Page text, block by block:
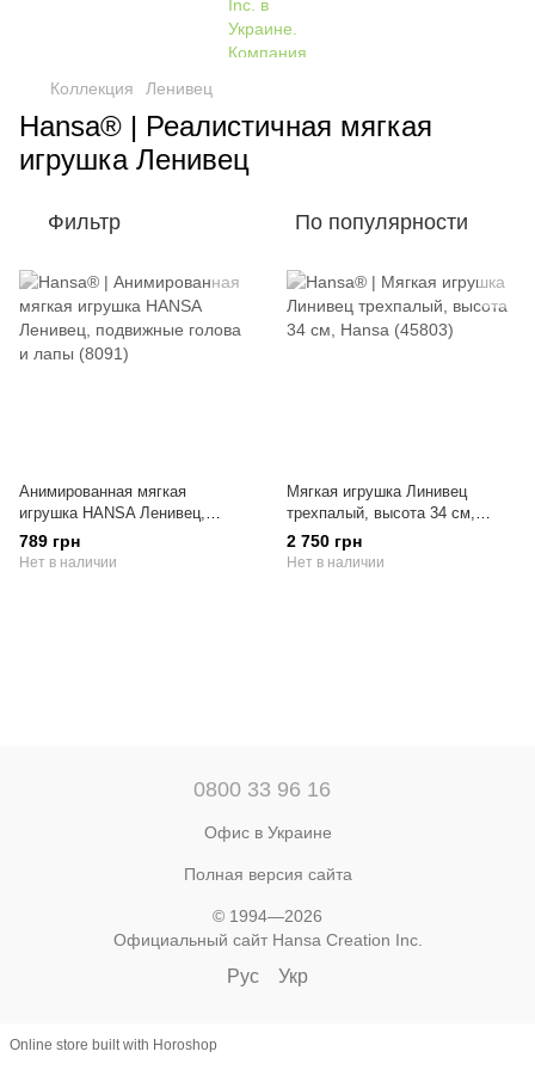
Коллекция Ленивец
Hansa® | Реалистичная мягкая
игрушка Ленивец
Фильтр По популярности
Анимированная мягкая
игрушка HANSA Ленивец,
подвижные голова и лапы
(8091)
789 грн
Нет в наличии
Мягкая игрушка Линивец
трехпалый, высота 34 см,
Hansa (45803)
2 750 грн
Нет в наличии
0800 33 96 16
Офис в Украине
Полная версия сайта
© 1994—2026
Официальный сайт Hansa Creation Inc.
Рус Укр
Online store built with Horoshop